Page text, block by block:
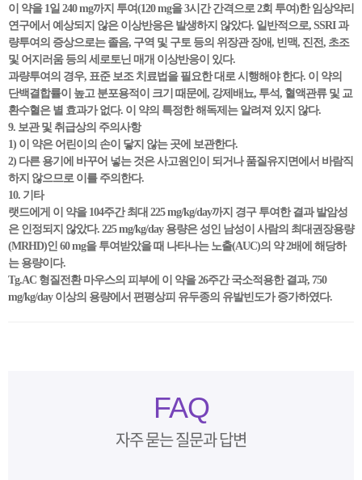
이 약을 1일 240 mg까지 투여(120 mg을 3시간 간격으로 2회 투여)한 임상약리
연구에서 예상되지 않은 이상반응은 발생하지 않았다. 일반적으로, SSRI 과
량투여의 증상으로는 졸음, 구역 및 구토 등의 위장관 장애, 빈맥, 진전, 초조
및 어지러움 등의 세로토닌 매개 이상반응이 있다.
과량투여의 경우, 표준 보조 치료법을 필요한 대로 시행해야 한다. 이 약의
단백결합률이 높고 분포용적이 크기 때문에, 강제배뇨, 투석, 혈액관류 및 교
환수혈은 별 효과가 없다. 이 약의 특정한 해독제는 알려져 있지 않다.
9. 보관 및 취급상의 주의사항
1) 이 약은 어린이의 손이 닿지 않는 곳에 보관한다.
2) 다른 용기에 바꾸어 넣는 것은 사고원인이 되거나 품질유지면에서 바람직
하지 않으므로 이를 주의한다.
10. 기타
랫드에게 이 약을 104주간 최대 225 mg/kg/day까지 경구 투여한 결과 발암성
은 인정되지 않았다. 225 mg/kg/day 용량은 성인 남성이 사람의 최대권장용량
(MRHD)인 60 mg을 투여받았을 때 나타나는 노출(AUC)의 약 2배에 해당하
는 용량이다.
Tg.AC 형질전환 마우스의 피부에 이 약을 26주간 국소적용한 결과, 750
mg/kg/day 이상의 용량에서 편평상피 유두종의 유발빈도가 증가하였다.
FAQ
자주 묻는 질문과 답변